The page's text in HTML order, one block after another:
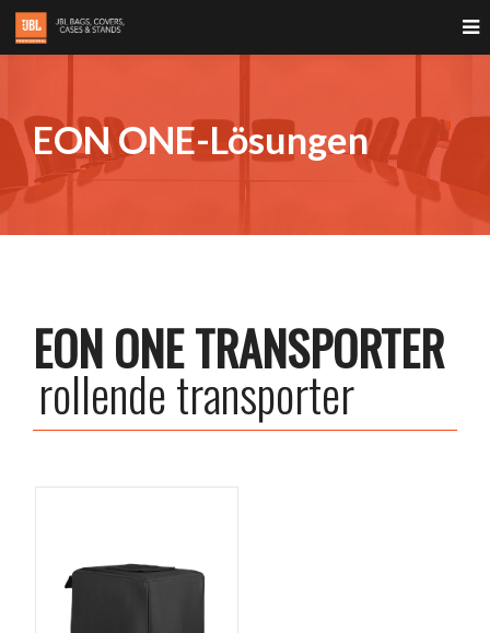
EON ONE-Lösungen
EON ONE TRANSPORTER
rollende transporter